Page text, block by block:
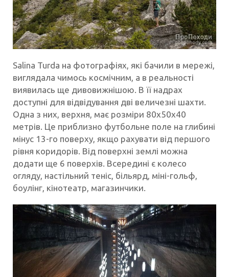
Salina Turda на фотографіях, які бачили в мережі,
виглядала чимось космічним, а в реальності
виявилась ще дивовижнішою. В її надрах
доступні для відвідування дві величезні шахти.
Одна з них, верхня, має розміри 80х50х40
метрів. Це приблизно футбольне поле на глибині
мінус 13-го поверху, якщо рахувати від першого
рівня коридорів. Від поверхні землі можна
додати ще 6 поверхів. Всередині є колесо
огляду, настільний теніс, більярд, міні-гольф,
боулінг, кінотеатр, магазинчики.